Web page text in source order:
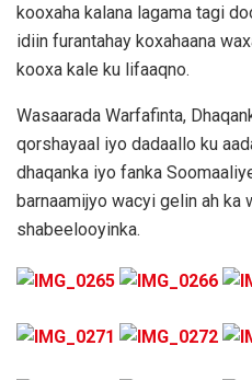
kooxaha kalana lagama tagi
idiin furantahay koxahaana
kooxa kale ku lifaaqno.
Wasaarada Warfafinta,
qorshayaal iyo dadaallo ku
dhaqanka iyo fanka
barnaamijyo wacyi gelin ah ka
shabeelooyinka.